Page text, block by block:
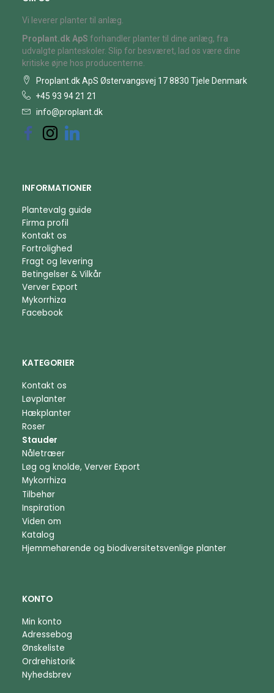
Vi leverer planter til anlæg.
Proplant.dk ApS forhandler planter til dine anlæg, fra
udvalgte planteskoler. Slip for besværet, lad os være dine
kritiske øjne hos producenterne.
Proplant.dk ApS Østervangsvej 17 8830 Tjele Denmark
+45 93 94 21 21
info@proplant.dk
INFORMATIONER
Plantevalg guide
Firma profil
Kontakt os
Fortrolighed
Fragt og levering
Betingelser & Vilkår
Verver Export
Mykorrhiza
Facebook
KATEGORIER
Kontakt os
Løvplanter
Hækplanter
Roser
Stauder
Nåletræer
Løg og knolde, Verver Export
Mykorrhiza
Tilbehør
Inspiration
Viden om
Katalog
Hjemmehørende og biodiversitetsvenlige planter
KONTO
Min konto
Adressebog
Ønskeliste
Ordrehistorik
Nyhedsbrev